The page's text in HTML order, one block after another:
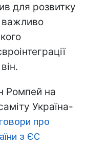
для розвитку
важливо
Ромпей на
Україна-
про
з ЄС